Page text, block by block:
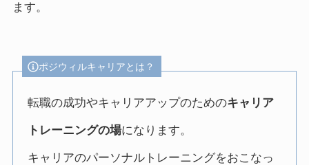
ます。
ポジウィルキャリアとは？
転職の成功やキャリアアップのためのキャリア
トレーニングの場になります。
キャリアのパーソナルトレーニングをおこなっ